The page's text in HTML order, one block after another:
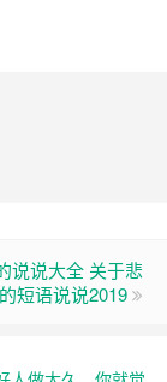
说说大全 关于悲
短语说说2019